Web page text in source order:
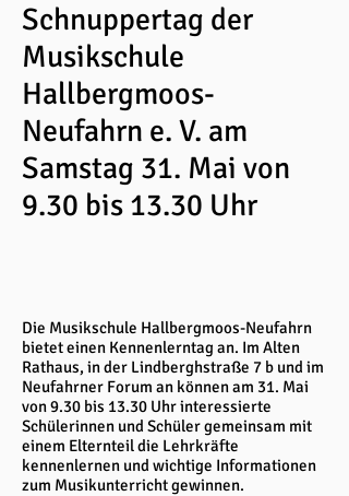
Schnuppertag der
Musikschule
Hallbergmoos-
Neufahrn e. V. am
Samstag 31. Mai von
9.30 bis 13.30 Uhr
Die Musikschule Hallbergmoos-Neufahrn
bietet einen Kennenlerntag an. Im Alten
Rathaus, in der Lindberghstraße 7 b und im
Neufahrner Forum an können am 31. Mai
von 9.30 bis 13.30 Uhr interessierte
Schülerinnen und Schüler gemeinsam mit
einem Elternteil die Lehrkräfte
kennenlernen und wichtige Informationen
zum Musikunterricht gewinnen.